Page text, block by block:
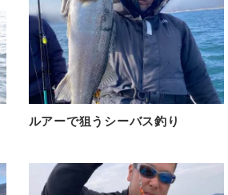
ルアーで狙うシーバス釣り